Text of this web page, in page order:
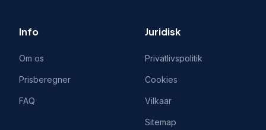
Info
Om os
Prisberegner
FAQ
Juridisk
Privatlivspolitik
Cookies
Vilkaar
Sitemap